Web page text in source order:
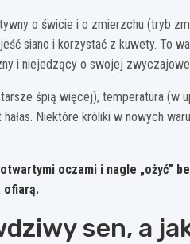
o świcie i o zmierzchu (tryb
siano i korzystać z kuwety. To
i niejedzący o swojej
śpią więcej), temperatura (w
Niektóre króliki w nowych
oczami i nagle „ożyć”
ofiarą.
sen, a